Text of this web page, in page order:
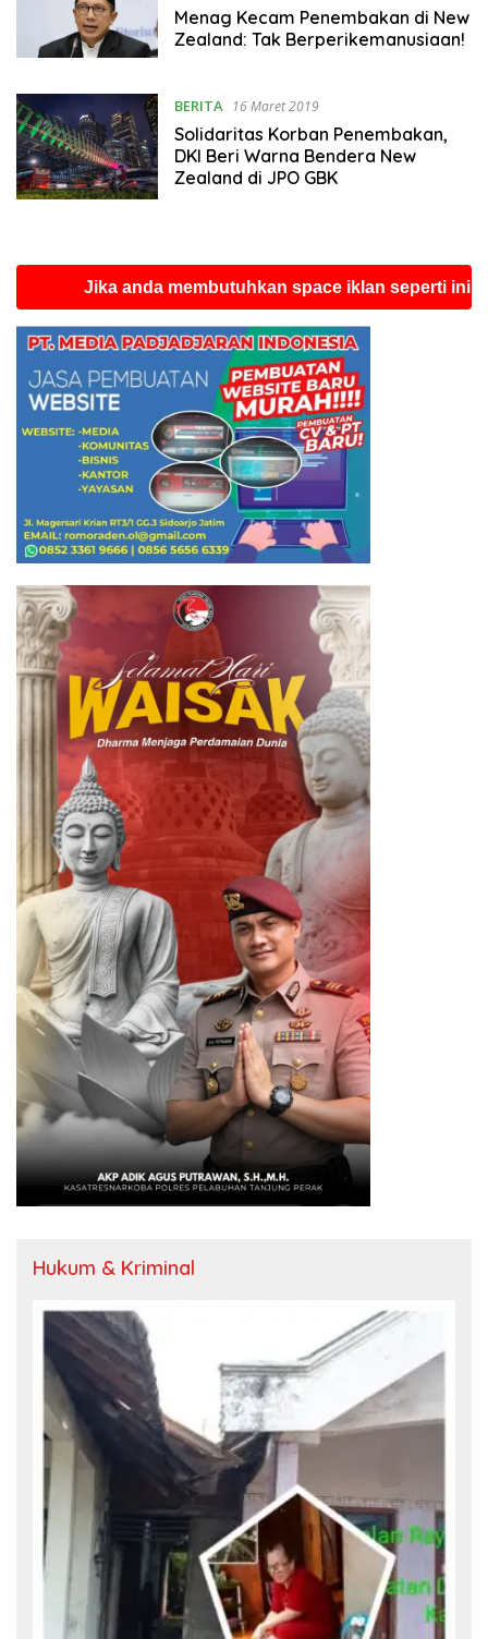
Menag Kecam Penembakan di New
Zealand: Tak Berperikemanusiaan!
BERITA 16 Maret 2019
Solidaritas Korban Penembakan,
DKI Beri Warna Bendera New
Zealand di JPO GBK
Jika anda membutuhkan space iklan seperti ini
Hukum & Kriminal